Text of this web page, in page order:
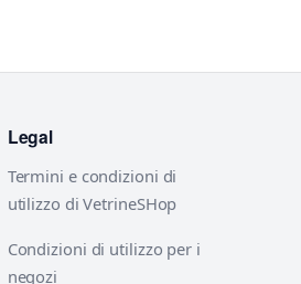
Legal
Termini e condizioni di
utilizzo di VetrineSHop
Condizioni di utilizzo per i
negozi